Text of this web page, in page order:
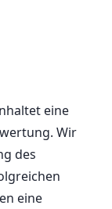
eine
Wir
des
eine